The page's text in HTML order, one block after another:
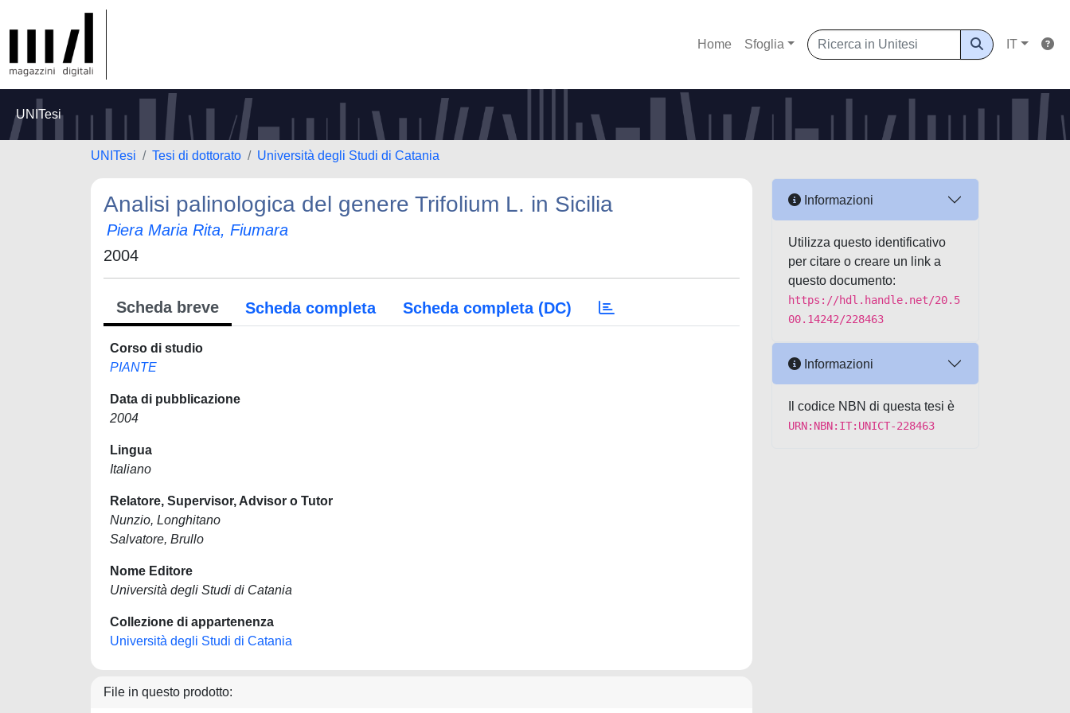
Home Sfoglia IT
UNITesi
UNITesi Tesi di dottorato Università degli Studi di Catania
Analisi palinologica del genere Trifolium L. in Sicilia
Piera Maria Rita, Fiumara
2004
Scheda breve Scheda completa Scheda completa (DC)
Corso di studio
PIANTE
Data di pubblicazione
2004
Lingua
Italiano
Relatore, Supervisor, Advisor o Tutor
Nunzio, Longhitano
Salvatore, Brullo
Nome Editore
Università degli Studi di Catania
Collezione di appartenenza
Università degli Studi di Catania
File in questo prodotto:
Informazioni
Utilizza questo identificativo
per citare o creare un link a
questo documento:
https://hdl.handle.net/20.5
00.14242/228463
Informazioni
Il codice NBN di questa tesi è
URN:NBN:IT:UNICT-228463